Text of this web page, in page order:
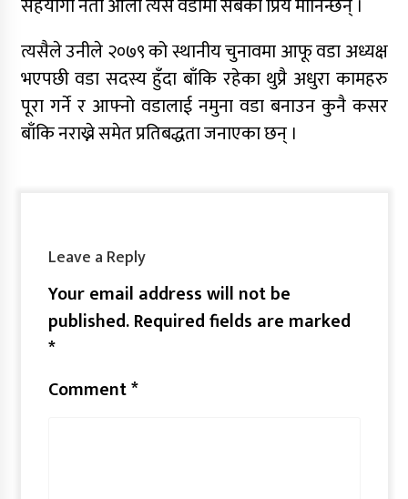
सहयोगी नेता ओली त्यस वडामा सबैका प्रिय मानिन्छन् ।
त्यसैले उनीले २०७९ को स्थानीय चुनावमा आफू वडा अध्यक्ष
भएपछी वडा सदस्य हुँदा बाँकि रहेका थुप्रै अधुरा कामहरु
पूरा गर्ने र आफ्नो वडालाई नमुना वडा बनाउन कुनै कसर
बाँकि नराख्ने समेत प्रतिबद्धता जनाएका छन् ।
Leave a Reply
Your email address will not be
published.Required fields are marked
*
Comment*